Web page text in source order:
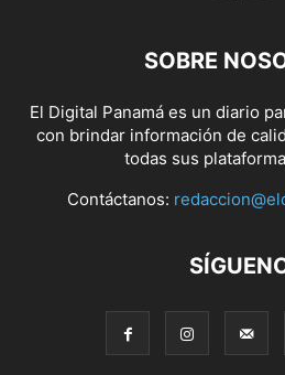
SOBRE
El Digital Panamá es un diario
con brindar información de
todas sus
Contáctanos: